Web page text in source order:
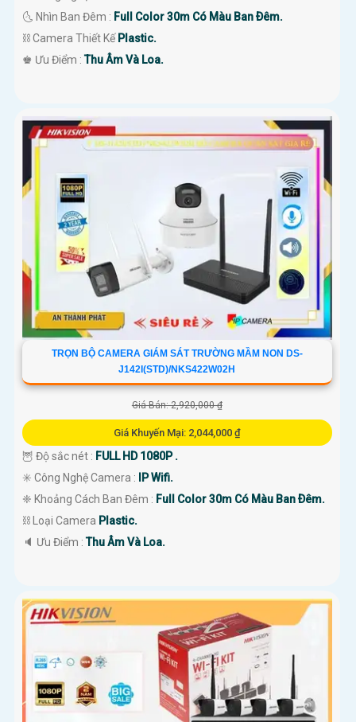
🌜 Nhìn Ban Đêm : Full Color 30m Có Màu Ban Ðêm.
⛓ Camera Thiết Kế Plastic.
️♚ Ưu Điểm :Thu Âm Và Loa.
TRỌN BỘ CAMERA GIÁM SÁT TRƯỜNG MẦM NON DS-
J142I(STD)/NKS422W02H
Giá Bán: 2,920,000 ₫
Giá Khuyến Mại: 2,044,000 ₫
🦉 Độ sắc nét : FULL HD 1080P .
✳️ Công Nghệ Camera :
IP Wifi.
❈ Khoảng Cách Ban Đêm : Full Color 30m Có Màu Ban Ðêm.
⛓ Loại Camera Plastic.
️🔈 Ưu Điểm :Thu Âm Và Loa.